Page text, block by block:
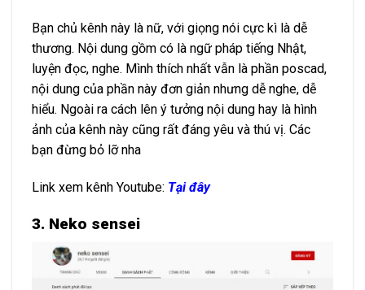
Bạn chủ kênh này là nữ, với giọng nói cực kì là dễ
thương. Nội dung gồm có là ngữ pháp tiếng Nhật,
luyện đọc, nghe. Mình thích nhất vẫn là phần poscad,
nội dung của phần này đơn giản nhưng dễ nghe, dễ
hiểu. Ngoài ra cách lên ý tưởng nội dung hay là hình
ảnh của kênh này cũng rất đáng yêu và thú vị. Các
bạn đừng bỏ lỡ nha
Link xem kênh Youtube: Tại đây
3. Neko sensei